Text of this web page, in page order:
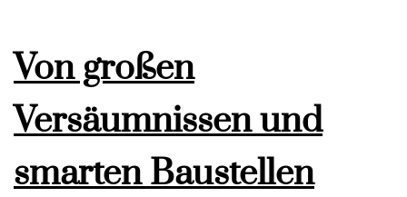
Von großen
Versäumnissen und
smarten Baustellen